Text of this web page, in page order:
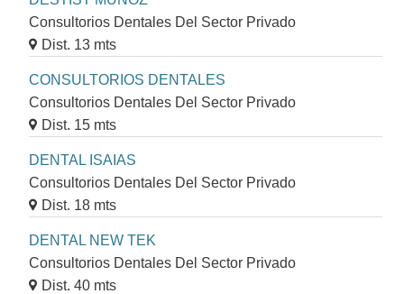
Consultorios Dentales Del Sector Privado
Dist. 13 mts
CONSULTORIOS DENTALES
Consultorios Dentales Del Sector Privado
Dist. 15 mts
DENTAL ISAIAS
Consultorios Dentales Del Sector Privado
Dist. 18 mts
DENTAL NEW TEK
Consultorios Dentales Del Sector Privado
Dist. 40 mts